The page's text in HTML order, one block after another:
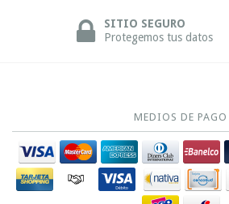
SITIO SEGURO
Protegemos tus datos
MEDIOS DE PAGO